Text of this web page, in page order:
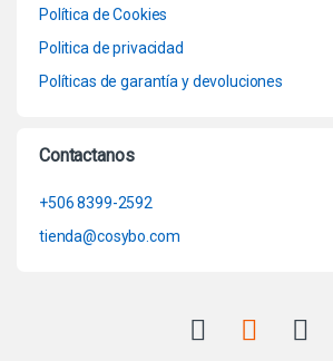
Política de Cookies
Politica de privacidad
Políticas de garantía y devoluciones
Contactanos
+506 8399-2592
tienda@cosybo.com